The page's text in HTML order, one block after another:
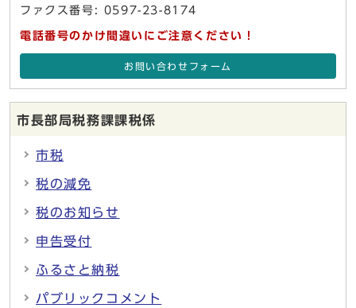
ファクス番号: 0597-23-8174
電話番号のかけ間違いにご注意ください！
お問い合わせフォーム
市長部局税務課課税係
市税
税の減免
税のお知らせ
申告受付
ふるさと納税
パブリックコメント